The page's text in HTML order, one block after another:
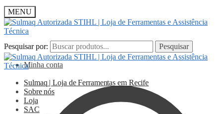
MENU
Pesquisar por: Pesquisar
Minha conta
Pesquisar por: Pesquisar
Sulmaq | Loja de Ferramentas em Recife
Sobre nós
Loja
SAC